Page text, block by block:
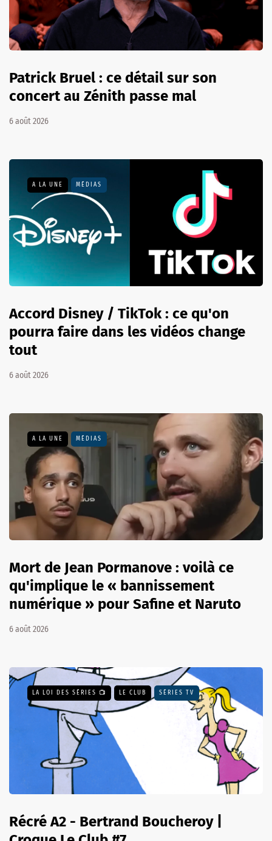
Patrick Bruel : ce détail sur son
concert au Zénith passe mal
6 août 2026
A LA UNE MÉDIAS
Accord Disney / TikTok : ce qu'on
pourra faire dans les vidéos change
tout
6 août 2026
A LA UNE MÉDIAS
Mort de Jean Pormanove : voilà ce
qu'implique le « bannissement
numérique » pour Safine et Naruto
6 août 2026
LA LOI DES SÉRIES 📺 LE CLUB SÉRIES TV
Récré A2 - Bertrand Boucheroy |